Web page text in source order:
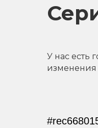
У нас есть
изменения